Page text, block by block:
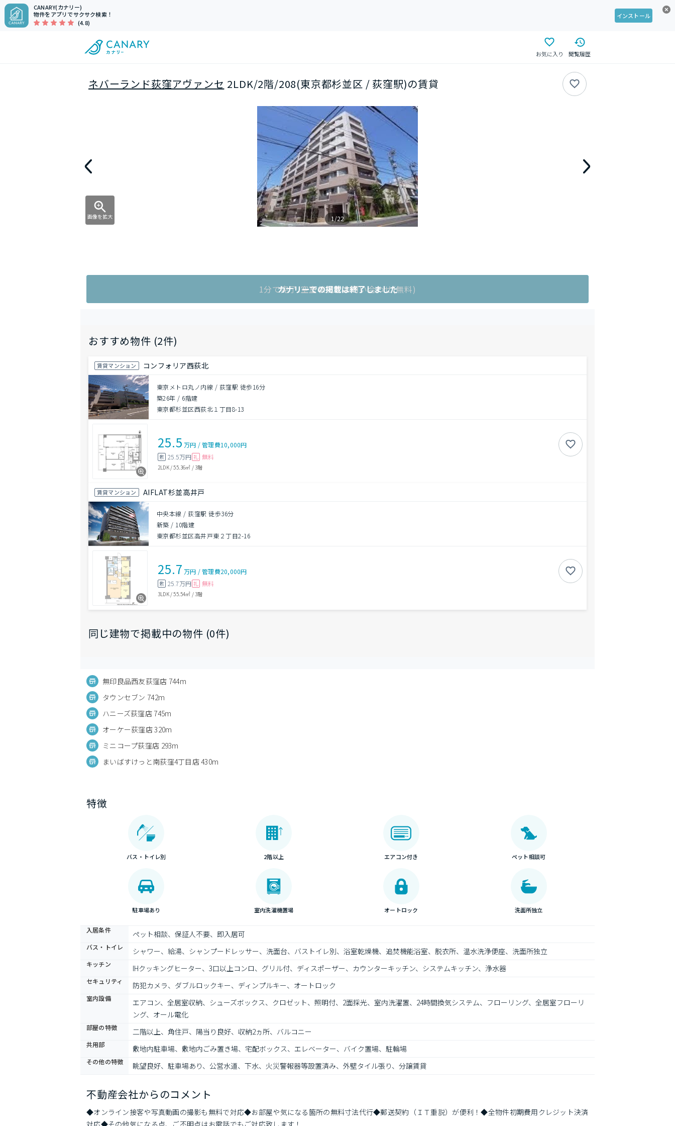
CANARY(カナリー)
物件をアプリでサクサク検索！
(4.8)
インストール
お気に入り 閲覧履歴
ネバーランド荻窪アヴァンセ 2LDK/2階/208(東京都杉並区 / 荻窪駅)の賃貸
画像を拡大 1/22
1分で完了!空室状況をお問い合わせ(無料)
カナリーでの掲載は終了しました
おすすめ物件 (2件)
賃貸マンション コンフォリア西荻北
東京メトロ丸ノ内線 / 荻窪駅 徒歩16分
築26年 / 6階建
東京都杉並区西荻北１丁目8-13
25.5 万円 /管理費10,000円
敷 25.5万円 礼 無料
2LDK/55.36㎡ /3階
賃貸マンション AIFLAT杉並高井戸
中央本線 / 荻窪駅 徒歩36分
新築 / 10階建
東京都杉並区高井戸東２丁目2-16
25.7 万円 /管理費20,000円
敷 25.7万円 礼 無料
3LDK/55.54㎡ /3階
同じ建物で掲載中の物件 (0件)
無印良品西友荻窪店 744m
タウンセブン 742m
ハニーズ荻窪店 745m
オーケー荻窪店 320m
ミニコープ荻窪店 293m
まいばすけっと南荻窪4丁目店 430m
特徴
バス・トイレ別 2階以上 エアコン付き ペット相談可
駐車場あり 室内洗濯機置場 オートロック 洗面所独立
入居条件 ペット相談、保証人不要、即入居可
バス・トイレ シャワー、給湯、シャンプードレッサー、洗面台、バストイレ別、浴室乾燥機、追焚機能浴室、脱衣所、温水洗浄便座、洗面所独立
キッチン IHクッキングヒーター、3口以上コンロ、グリル付、ディスポーザー、カウンターキッチン、システムキッチン、浄水器
セキュリティ 防犯カメラ、ダブルロックキー、ディンプルキー、オートロック
室内設備
エアコン、全居室収納、シューズボックス、クロゼット、照明付、2面採光、室内洗濯置、24時間換気システム、フローリング、全居室フローリ
ング、オール電化
部屋の特徴 二階以上、角住戸、陽当り良好、収納2ヵ所、バルコニー
共用部 敷地内駐車場、敷地内ごみ置き場、宅配ボックス、エレベーター、バイク置場、駐輪場
その他の特徴 眺望良好、駐車場あり、公営水道、下水、火災警報器等設置済み、外壁タイル張り、分譲賃貸
不動産会社からのコメント
◆オンライン接客や写真動画の撮影も無料で対応◆お部屋や気になる箇所の無料寸法代行◆郵送契約（ＩＴ重説）が便利！◆全物件初期費用クレジット決済
対応◆その他気になる点、ご不明点はお電話でもご対応致します！